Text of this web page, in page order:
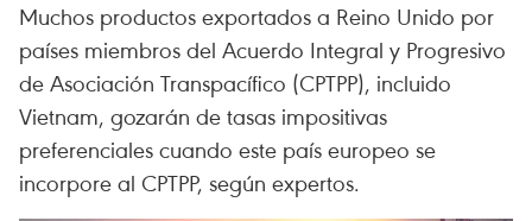
Muchos productos exportados a Reino Unido por
países miembros del Acuerdo Integral y Progresivo
de Asociación Transpacífico (CPTPP), incluido
Vietnam, gozarán de tasas impositivas
preferenciales cuando este país europeo se
incorpore al CPTPP, según expertos.